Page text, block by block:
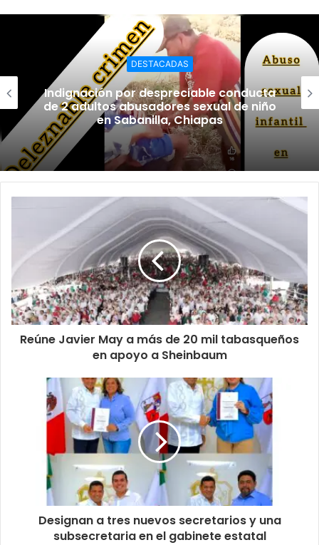
DESTACADAS
Indignación por despreciable conducta
de 2 adultos abusadores sexual de niño
en Sabanilla, Chiapas
Reúne Javier May a más de 20 mil tabasqueños
en apoyo a Sheinbaum
Designan a tres nuevos secretarios y una
subsecretaria en el gabinete estatal